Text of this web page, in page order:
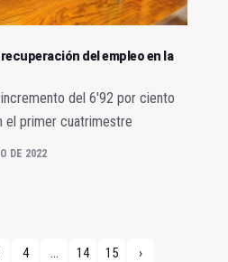
recuperación del empleo en la
del 6'92 por ciento
el primer cuatrimestre
DE 2022
4 ... 14 15 ›